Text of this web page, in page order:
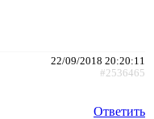
22/09/2018 20:20:11
#2536465
Ответить